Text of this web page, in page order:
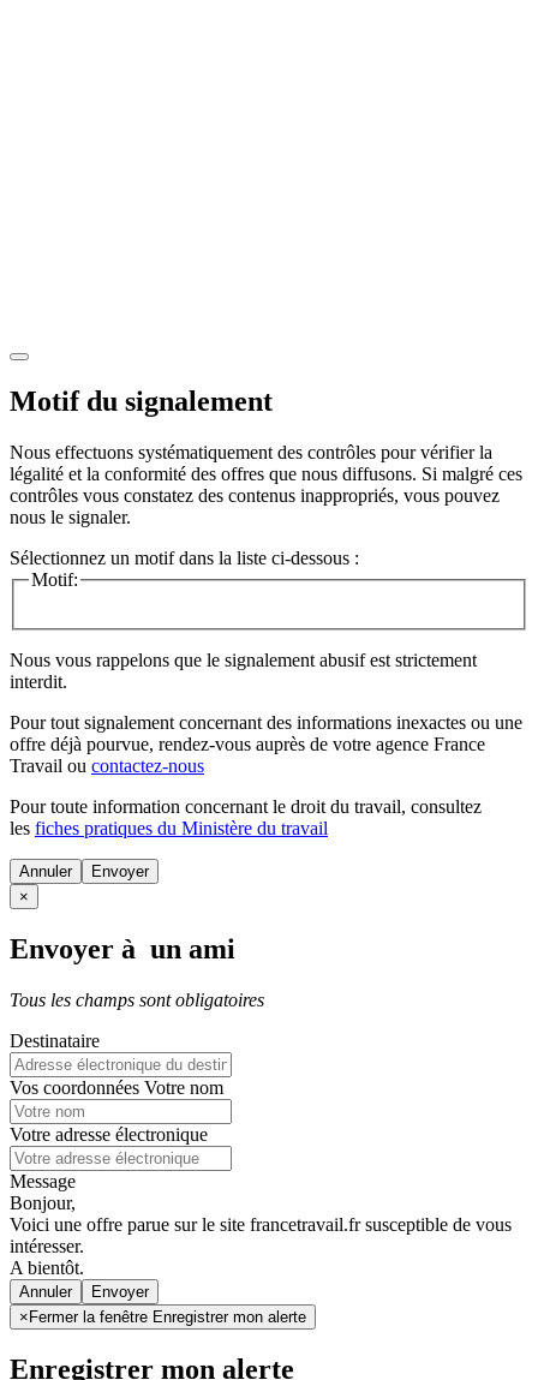
Motif du signalement
Nous effectuons systématiquement des contrôles pour vérifier la
légalité et la conformité des offres que nous diffusons. Si malgré ces
contrôles vous constatez des contenus inappropriés, vous pouvez
nous le signaler.
Sélectionnez un motif dans la liste ci-dessous :
Motif:
Nous vous rappelons que le signalement abusif est strictement
interdit.
Pour tout signalement concernant des informations inexactes ou une
offre déjà pourvue, rendez-vous auprès de votre agence France
Travail ou contactez-nous
Pour toute information concernant le droit du travail, consultez
les fiches pratiques du Ministère du travail
Annuler
×
Envoyer à un ami
Tous les champs sont obligatoires
Destinataire
Vos coordonnées Votre nom
Votre adresse électronique
Message
Bonjour,
Voici une offre parue sur le site francetravail.fr susceptible de vous
intéresser.
A bientôt.
Annuler
× Fermer la fenêtre Enregistrer mon alerte
Enregistrer mon alerte